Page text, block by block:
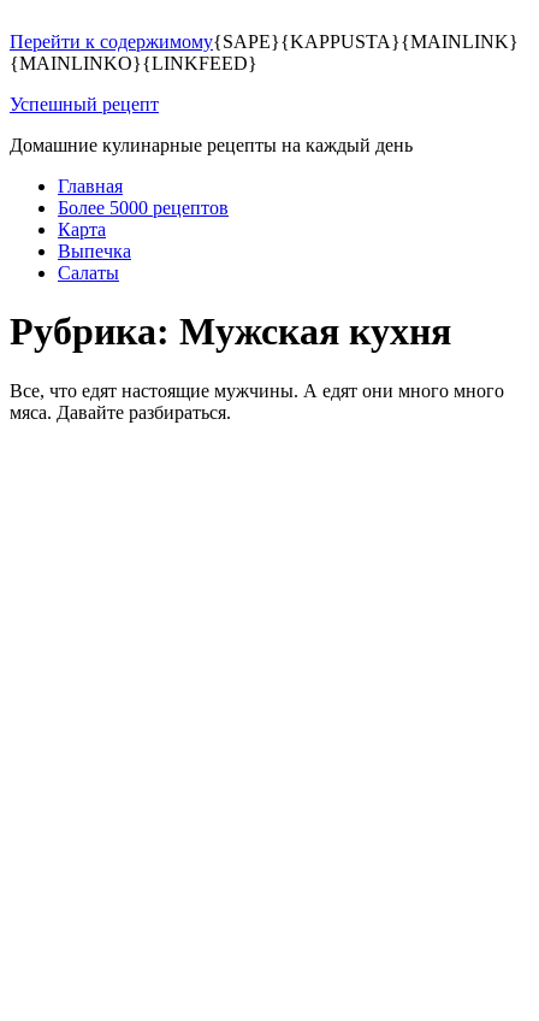
Перейти к содержимому{SAPE}{KAPPUSTA}{MAINLINK}
{MAINLINKO}{LINKFEED}
Успешный рецепт
Домашние кулинарные рецепты на каждый день
Главная
Более 5000 рецептов
Карта
Выпечка
Салаты
Рубрика: Мужская кухня
Все, что едят настоящие мужчины. А едят они много много
мяса. Давайте разбираться.